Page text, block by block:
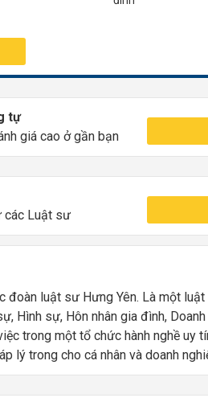
tự
giá cao ở gần bạn
các Luật sư
đoàn luật sư Hưng Yên. Là một
Hình sự, Hôn nhân gia đình,
trong một tổ chức hành nghề uy
lý trong cho cá nhân và doanh